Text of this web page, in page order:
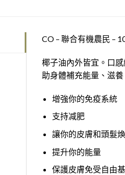
CO – 聯合有機農民 –
椰子油內外皆宜。口
助身體補充能量、滋
增強你的免疫系統
支持减肥
讓你的皮膚和頭髮
提升你的能量
保護皮膚免受自由